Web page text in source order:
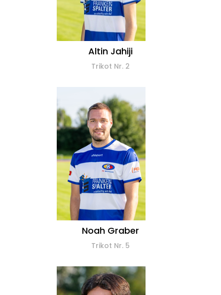
Altin Jahiji
Trikot Nr. 2
Noah Graber
Trikot Nr. 5